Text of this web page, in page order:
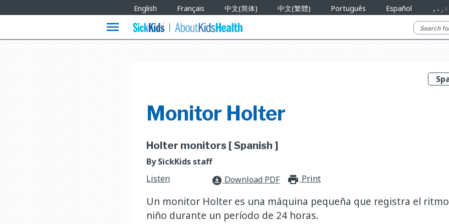
Languages
English Français 中文(简体) 中文(繁體) Português Español اردو
menu
Monitor Holter
Holter monitors [ Spanish ]
By SickKids staff
Listen
download_for_offline Download PDF print_for_offline
Print
Un monitor Holter es una máquina pequeña que registra el
niño durante un período de 24 horas.